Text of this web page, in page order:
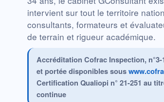
intervient sur tout le territoire
consultants, formateurs et
de terrain et rigueur académique.
Accréditation Cofrac Inspection,
et portée disponibles sous
Certification Qualiopi n° 21-251 au
continue